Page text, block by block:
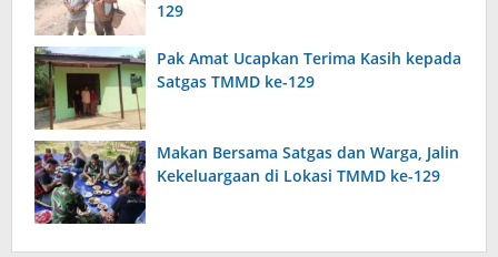
129
Pak Amat Ucapkan Terima Kasih kepada
Satgas TMMD ke-129
Makan Bersama Satgas dan Warga, Jalin
Kekeluargaan di Lokasi TMMD ke-129